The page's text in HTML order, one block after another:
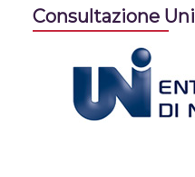
Consultazione Uni